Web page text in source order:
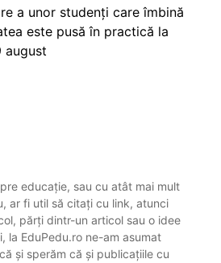
a unor studenți care îmbină
este pusă în practică la
august
educație, sau cu atât mai mult
ar fi util să citați cu link, atunci
părți dintr-un articol sau o idee
la EduPedu.ro ne-am asumat
și sperăm că și publicațiile cu